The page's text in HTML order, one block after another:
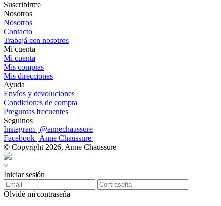
Suscribirme
Nosotros
Nosotros
Contacto
Trabajá con nosotros
Mi cuenta
Mi cuenta
Mis compras
Mis direcciones
Ayuda
Envíos y devoluciones
Condiciones de compra
Preguntas frecuentes
Seguinos
Instagram | @annechaussure
Facebook | Anne Chaussure
© Copyright 2026, Anne Chaussure
×
Iniciar sesión
Olvidé mi contraseña